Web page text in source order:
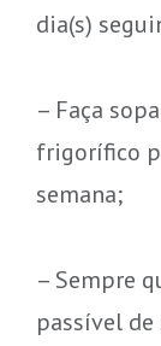
dia(s)
– Faça
frigorífico
semana;
– Sempre
passível de